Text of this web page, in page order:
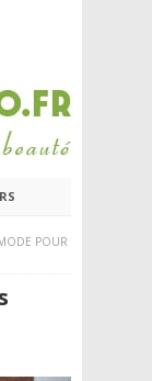
POUR